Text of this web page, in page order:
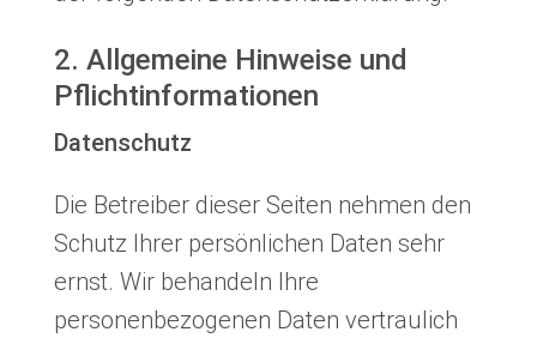
2. Allgemeine Hinweise und
Pflichtinformationen
Datenschutz
Die Betreiber dieser Seiten nehmen den
Schutz Ihrer persönlichen Daten sehr
ernst. Wir behandeln Ihre
personenbezogenen Daten vertraulich